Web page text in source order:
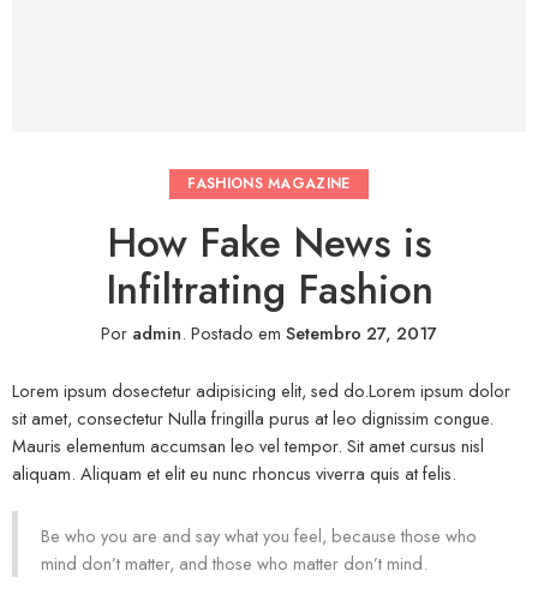
FASHIONS MAGAZINE
How Fake News is
Infiltrating Fashion
Por admin. Postado em Setembro 27, 2017
Lorem ipsum dosectetur adipisicing elit, sed do.Lorem ipsum dolor
sit amet, consectetur Nulla fringilla purus at leo dignissim congue.
Mauris elementum accumsan leo vel tempor. Sit amet cursus nisl
aliquam. Aliquam et elit eu nunc rhoncus viverra quis at felis.
Be who you are and say what you feel, because those who
mind don’t matter, and those who matter don’t mind.